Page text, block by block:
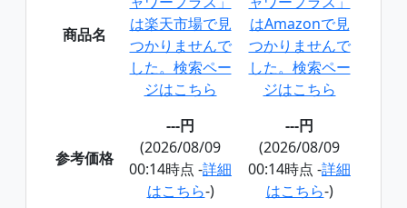
商品名
は楽天市場で見
つかりませんで
した。検索ペー
ジはこちら
はAmazonで見
つかりませんで
した。検索ペー
ジはこちら
参考価格
---円
(2026/08/09
00:14時点 -詳細
はこちら-)
---円
(2026/08/09
00:14時点 -詳細
はこちら-)